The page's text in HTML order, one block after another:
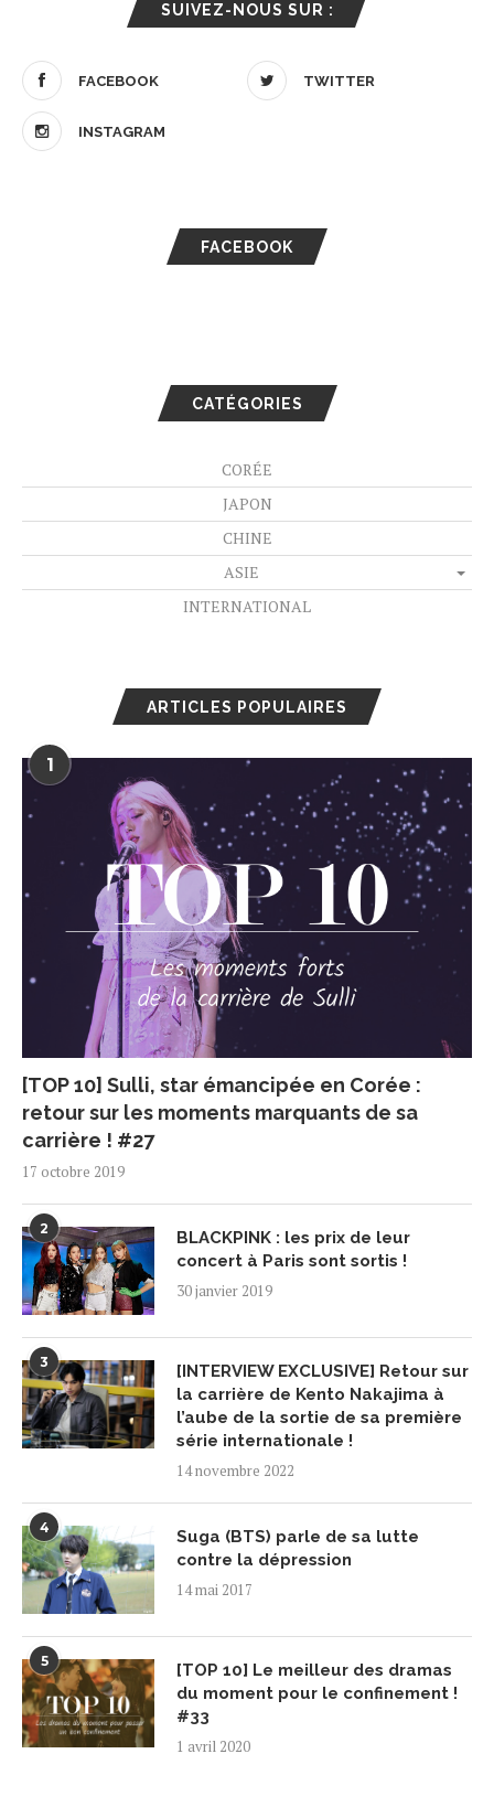
SUIVEZ-NOUS SUR :
FACEBOOK TWITTER
INSTAGRAM
FACEBOOK
CATÉGORIES
CORÉE
JAPON
CHINE
ASIE
INTERNATIONAL
ARTICLES POPULAIRES
1
[TOP 10] Sulli, star émancipée en Corée :
retour sur les moments marquants de sa
carrière ! #27
17 octobre 2019
2
BLACKPINK : les prix de leur
concert à Paris sont sortis !
30 janvier 2019
3
[INTERVIEW EXCLUSIVE] Retour sur
la carrière de Kento Nakajima à
l’aube de la sortie de sa première
série internationale !
14 novembre 2022
4
Suga (BTS) parle de sa lutte
contre la dépression
14 mai 2017
5
[TOP 10] Le meilleur des dramas
du moment pour le confinement !
#33
1 avril 2020